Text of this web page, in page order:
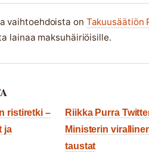
vaihtoehdoista on Takuusäätiön
lainaa maksuhäiriöisille.
ristiretki –
ja
Riikka Purra
Ministerin
taustat